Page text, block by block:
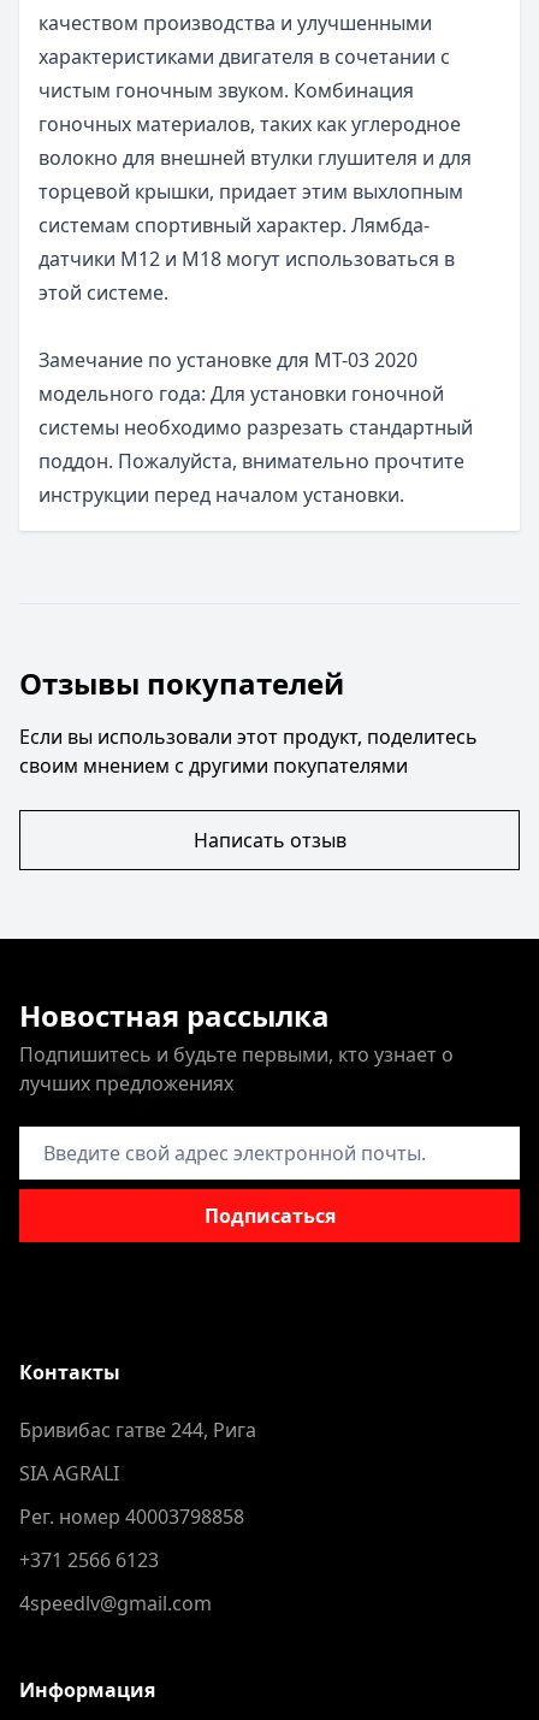
качеством производства и улучшенными
характеристиками двигателя в сочетании с
чистым гоночным звуком. Комбинация
гоночных материалов, таких как углеродное
волокно для внешней втулки глушителя и для
торцевой крышки, придает этим выхлопным
системам спортивный характер. Лямбда-
датчики M12 и M18 могут использоваться в
этой системе.
Замечание по установке для MT-03 2020
модельного года: Для установки гоночной
системы необходимо разрезать стандартный
поддон. Пожалуйста, внимательно прочтите
инструкции перед началом установки.
Отзывы покупателей
Если вы использовали этот продукт, поделитесь
своим мнением с другими покупателями
Написать отзыв
Новостная рассылка
Подпишитесь и будьте первыми, кто узнает о
лучших предложениях
Адрес электронной почты
Подписаться
Контакты
Бривибас гатве 244, Рига
SIA AGRALI
Рег. номер 40003798858
+371 2566 6123
4speedlv@gmail.com
Информация